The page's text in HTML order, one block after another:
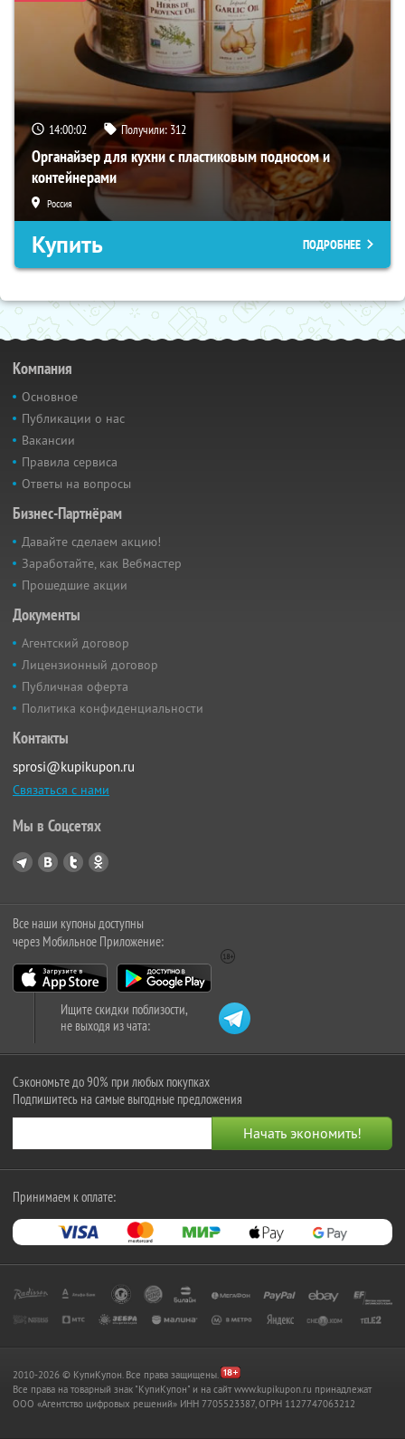
14:00:01 Получили: 312
Органайзер для кухни с пластиковым подносом и
контейнерами
Россия
Купить ПОДРОБНЕЕ
Компания
Основное
Публикации о нас
Вакансии
Правила сервиса
Ответы на вопросы
Бизнес-Партнёрам
Давайте сделаем акцию!
Заработайте, как Вебмастер
Прошедшие акции
Документы
Агентский договор
Лицензионный договор
Публичная оферта
Политика конфиденциальности
Контакты
sprosi@kupikupon.ru
Связаться с нами
Мы в Соцсетях
Все наши купоны доступны
через Мобильное Приложение:
Ищите скидки поблизости,
не выходя из чата:
Сэкономьте до 90% при любых покупках
Подпишитесь на самые выгодные предложения
Принимаем к оплате:
2010-2026 © КупиКупон. Все права защищены.
Все права на товарный знак "КупиКупон" и на сайт www.kupikupon.ru принадлежат
OOO «Агентство цифровых решений» ИНН 7705523387, ОГРН 1127747063212